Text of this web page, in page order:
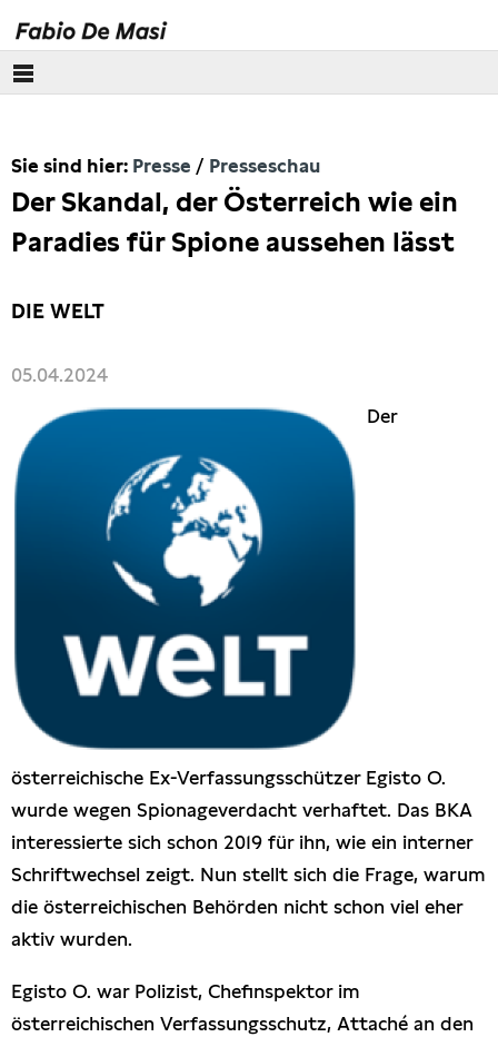
Europäisches Parlament
Themen
Interviews
Presseschau
Publikationen
Anfragen (Archivseite)
Sie sind hier: Presse Presseschau
Der Skandal, der Österreich wie ein
Paradies für Spione aussehen lässt
DIE WELT
05.04.2024
Der
österreichische Ex-Verfassungsschützer Egisto O.
wurde wegen Spionageverdacht verhaftet. Das BKA
interessierte sich schon 2019 für ihn, wie ein interner
Schriftwechsel zeigt. Nun stellt sich die Frage, warum
die österreichischen Behörden nicht schon viel eher
aktiv wurden.
Egisto O. war Polizist, Chefinspektor im
österreichischen Verfassungsschutz, Attaché an den